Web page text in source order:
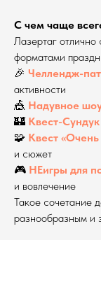
С чем чаще
Лазертаг
форматами
🎉 Челлендж-
активности
🎪 Надувное
🏰 Квест-Сундук
🧩 Квест
и сюжет
🎮 НЕигры для
и вовлечение
Такое сочетание
разнообразным и